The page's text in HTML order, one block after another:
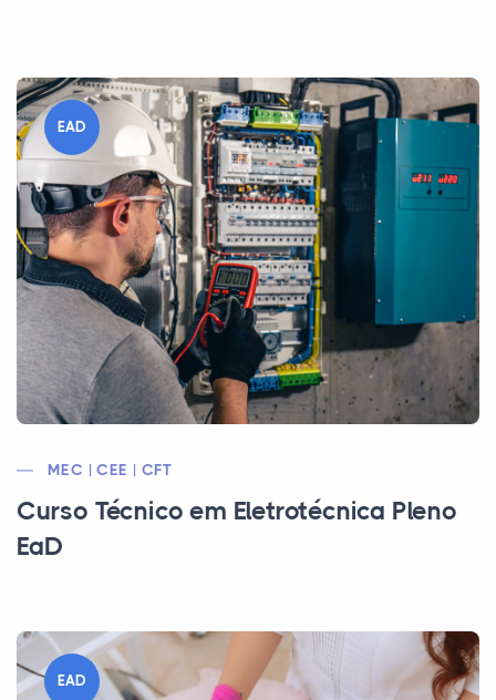
EAD
MEC | CEE | CFT
Curso Técnico em Eletrotécnica Pleno
EaD
EAD